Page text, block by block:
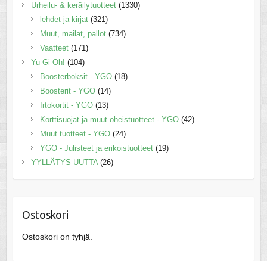
Urheilu- & keräilytuotteet (1330)
lehdet ja kirjat (321)
Muut, mailat, pallot (734)
Vaatteet (171)
Yu-Gi-Oh! (104)
Boosterboksit - YGO (18)
Boosterit - YGO (14)
Irtokortit - YGO (13)
Korttisuojat ja muut oheistuotteet - YGO (42)
Muut tuotteet - YGO (24)
YGO - Julisteet ja erikoistuotteet (19)
YYLLÄTYS UUTTA (26)
Ostoskori
Ostoskori on tyhjä.